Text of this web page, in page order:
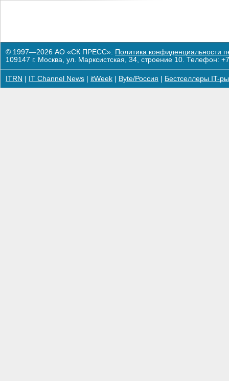
© 1997—2026 АО «СК ПРЕСС». Политика конфиденциальности
109147 г. Москва, ул. Марксистская, 34, строение 10. Телефон:
ITRN IT Channel News itWeek Byte/Россия Бестселлеры IT-